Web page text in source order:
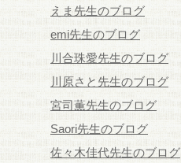
えま先生のブログ
emi先生のブログ
川合珠愛先生のブログ
川原さと先生のブログ
宮司薫先生のブログ
Saori先生のブログ
佐々木佳代先生のブログ